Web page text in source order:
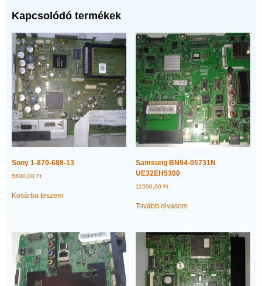
Kapcsolódó termékek
Sony 1-870-688-13
5500,00 Ft
Kosárba teszem
Samsung BN94-05731N
UE32EH5300
11500,00Ft
Tovább olvasom